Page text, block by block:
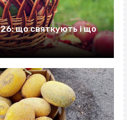
що святкують і що